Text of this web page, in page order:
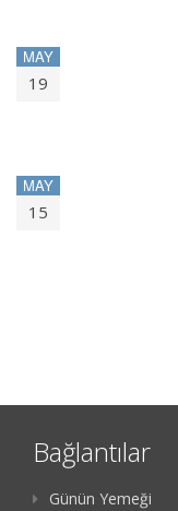
MAY
19
MAY
15
Bağlantılar
Günün Yemeği